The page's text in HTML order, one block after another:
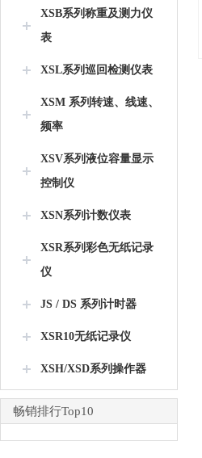
XSB系列称重及测力仪
表
XSL系列巡回检测仪表
XSM 系列转速、线速、
频率
XSV系列液位容量显示
控制仪
XSN系列计数仪表
XSR系列彩色无纸记录
仪
JS / DS 系列计时器
XSR10无纸记录仪
XSH/XSD系列操作器
畅销排行Top10